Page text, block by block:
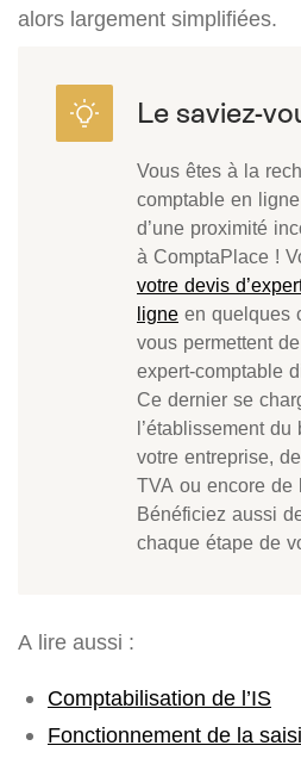
alors largement simplifiées.
Vous êtes à la
comptable en
d’une proximité
à ComptaPlace !
votre devis
ligne en quelques
vous permettent
expert-comptable
Ce dernier se
l’établissement
votre entreprise,
TVA ou encore de
Bénéficiez aussi
chaque étape de
A lire aussi :
Comptabilisation de l’IS
Fonctionnement de la